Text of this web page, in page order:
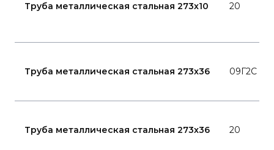
Труба металлическая стальная 273x10 20
Труба металлическая стальная 273x36 09Г2С
Труба металлическая стальная 273x36 20